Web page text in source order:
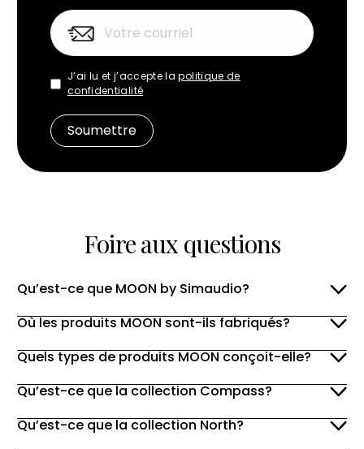
J’ai lu et j’accepte lapolitique de
confidentialité
Foire aux questions
Qu’est-ce que MOON by Simaudio?
Où les produits MOON sont-ils fabriqués?
Quels types de produits MOON conçoit-elle?
Qu’est-ce que la collection Compass?
Qu’est-ce que la collection North?